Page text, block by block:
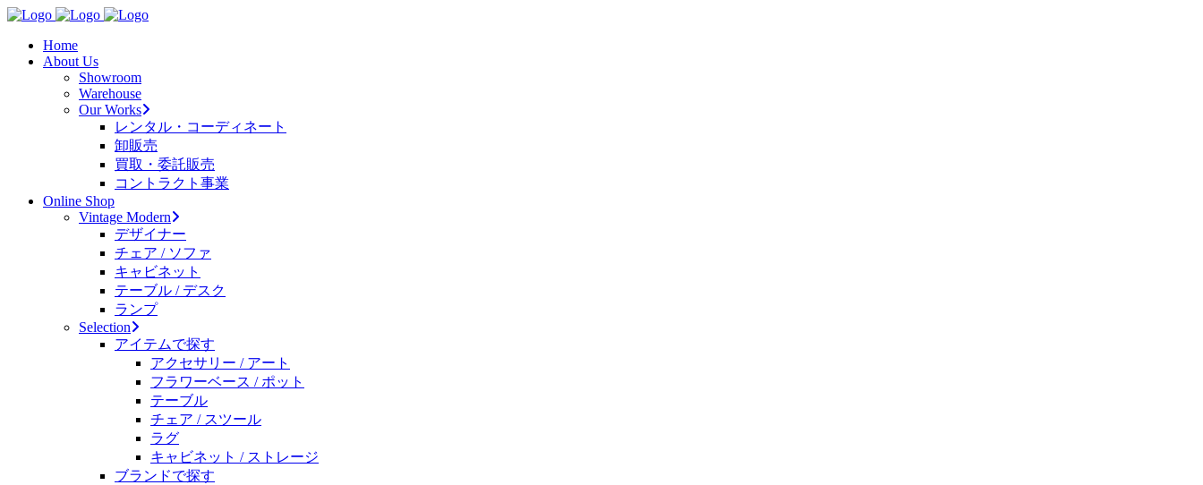
Home
About Us
Showroom
Warehouse
Our Works
レンタル・コーディネート
卸販売
買取・委託販売
コントラクト事業
Online Shop
Vintage Modern
デザイナー
チェア / ソファ
キャビネット
テーブル / デスク
ランプ
Selection
アイテムで探す
アクセサリー / アート
フラワーベース / ポット
テーブル
チェア / スツール
ラグ
キャビネット / ストレージ
ブランドで探す